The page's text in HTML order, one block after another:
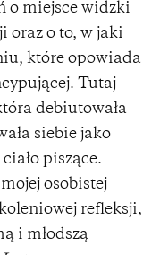
o miejsce widzki
oraz o to, w jaki
które opowiada
Tutaj
debiutowała
siebie jako
piszące.
osobistej
refleksji,
i młodszą